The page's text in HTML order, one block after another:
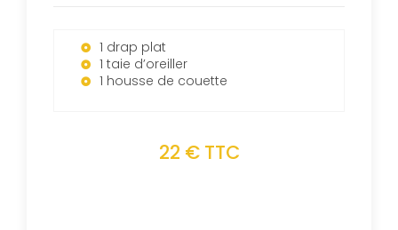
1 drap plat
1 taie d’oreiller
1 housse de couette
22 € TTC